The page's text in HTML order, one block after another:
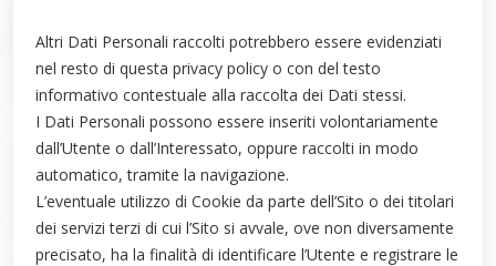
Altri Dati Personali raccolti potrebbero essere evidenziati
nel resto di questa privacy policy o con del testo
informativo contestuale alla raccolta dei Dati stessi.
I Dati Personali possono essere inseriti volontariamente
dall’Utente o dall’Interessato, oppure raccolti in modo
automatico, tramite la navigazione.
L’eventuale utilizzo di Cookie da parte dell’Sito o dei titolari
dei servizi terzi di cui l’Sito si avvale, ove non diversamente
precisato, ha la finalità di identificare l’Utente e registrare le